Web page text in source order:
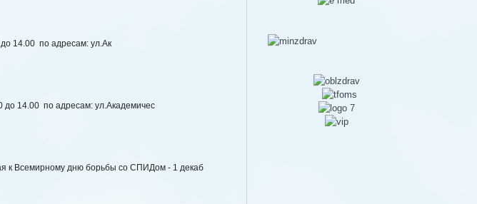
14.00 по адресам: ул.Ак
до 14.00 по адресам: ул.Академичес
к Всемирному дню борьбы со СПИДом - 1 декаб